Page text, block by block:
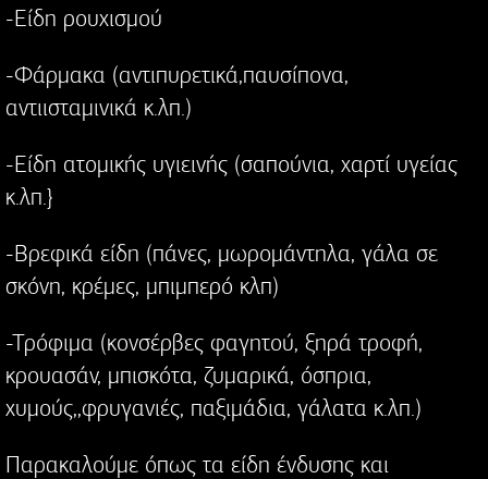
-Είδη ρουχισμού
-Φάρμακα (αντιπυρετικά,παυσίπονα,
αντιισταμινικά κ.λπ.)
-Είδη ατομικής υγιεινής (σαπούνια, χαρτί υγείας
κ.λπ.}
-Βρεφικά είδη (πάνες, μωρομάντηλα, γάλα σε
σκόνη, κρέμες, μπιμπερό κλπ)
-Τρόφιμα (κονσέρβες φαγητού, ξηρά τροφή,
κρουασάν, μπισκότα, ζυμαρικά, όσπρια,
χυμούς,,φρυγανιές, παξιμάδια, γάλατα κ.λπ.)
Παρακαλούμε όπως τα είδη ένδυσης και